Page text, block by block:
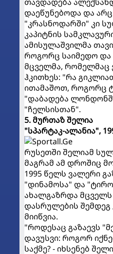
დაეწუნებოდა და არც
"კრასნოდარში" კი
კაპიტნის
ამისულაშვილმა
როგორც საიმედო და
მცველმა,
ჰკითხეს: "რა
ითამაშოთ, როგორც
"დაბადება
"ჩელსისთან".
5. მურთაზ შელია
"სპარტაკ-ალანია",
რუსეთში შელიამ
მაგრამ ამ დროშიც
1995 წელს ვალერი
"დინამოსა" და
ახალგაზრდა მცველს
დასრულების შემდეგ
მიიწვია.
"როდესაც გაზაევს
დავუსვი: როგორ
საქმე? - იხსენებ